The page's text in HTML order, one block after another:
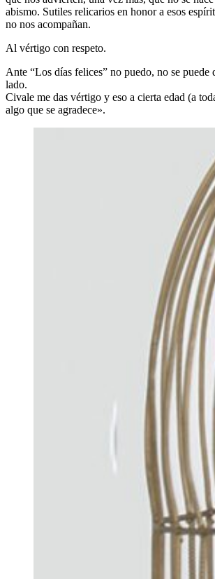
abismo. Sutiles relicarios en honor a esos
no nos acompañan.
Al vértigo con respeto.
Ante “Los días felices” no puedo, no se puede
lado.
Civale me das vértigo y eso a cierta edad (a
algo que se agradece».